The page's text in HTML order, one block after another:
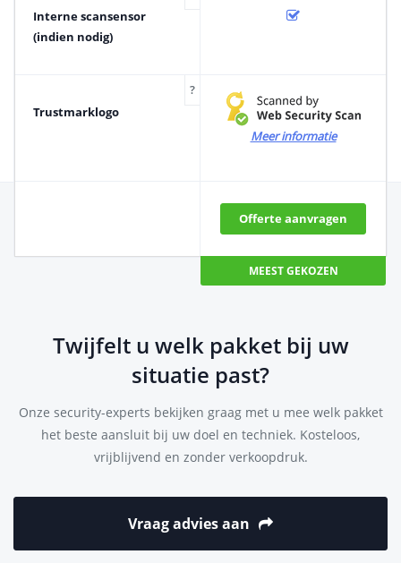
Interne scansensor
(indien nodig)
Trustmarklogo
?
Meer informatie
Offerte aanvragen
MEEST GEKOZEN
Twijfelt u welk pakket bij uw
situatie past?
Onze security-experts bekijken graag met u mee welk pakket
het beste aansluit bij uw doel en techniek. Kosteloos,
vrijblijvend en zonder verkoopdruk.
Vraag advies aan